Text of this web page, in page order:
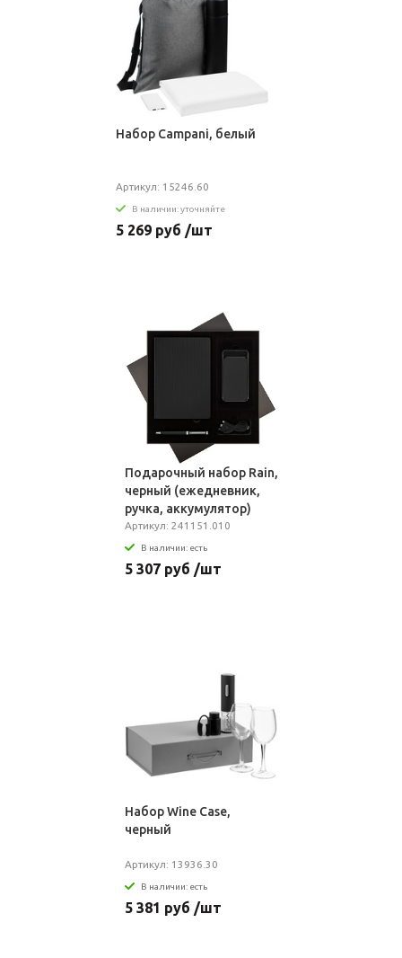
Набор Campani, белый
Артикул: 15246.60
В наличии: уточняйте
5 269 руб /шт
Подарочный набор Rain,
черный (ежедневник,
ручка, аккумулятор)
Артикул: 241151.010
В наличии: есть
5 307 руб /шт
Набор Wine Case,
черный
Артикул: 13936.30
В наличии: есть
5 381 руб /шт